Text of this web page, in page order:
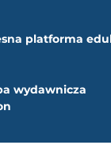
platforma
wydawnicza